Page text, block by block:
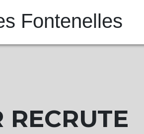
Fontenelles
RECRUTE